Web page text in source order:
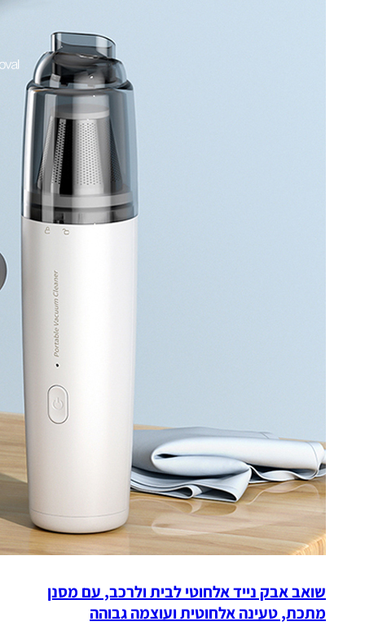
שואב אבק נייד אלחוטי לבית ולרכב, עם מסנן
מתכת, טעינה אלחוטית ועוצמה גבוהה